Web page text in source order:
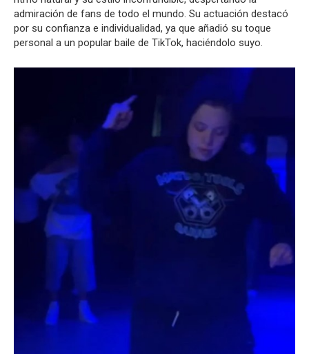
admiración de fans de todo el mundo. Su actuación destacó
por su confianza e individualidad, ya que añadió su toque
personal a un popular baile de TikTok, haciéndolo suyo.